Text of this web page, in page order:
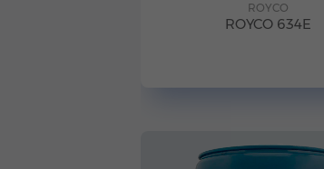
ROYCO
ROYCO 634E